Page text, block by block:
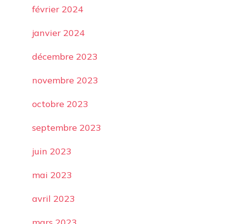
février 2024
janvier 2024
décembre 2023
novembre 2023
octobre 2023
septembre 2023
juin 2023
mai 2023
avril 2023